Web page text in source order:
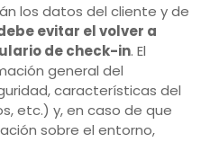
los datos del cliente y de
evitar el volver a
de check-in. El
general del
características del
etc.) y, en caso de que
sobre el entorno,